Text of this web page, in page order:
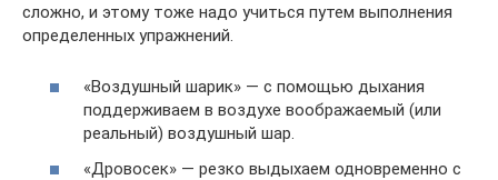
сложно, и этому тоже надо учиться путем выполнения
определенных упражнений.
«Воздушный шарик» — с помощью дыхания
поддерживаем в воздухе воображаемый (или
реальный) воздушный шар.
«Дровосек» — резко выдыхаем одновременно с